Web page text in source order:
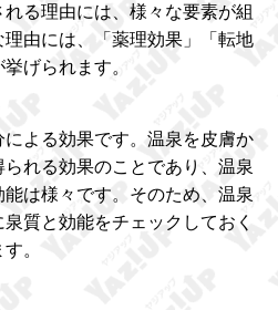
る理由には、様々な要素が組
由には、「薬理効果」「転地
げられます。
よる効果です。温泉を皮膚か
れる効果のことであり、温泉
は様々です。そのため、温泉
質と効能をチェックしておく
。